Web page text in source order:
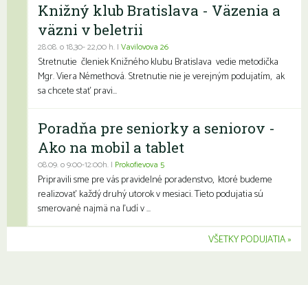
Knižný klub Bratislava - Väzenia a
väzni v beletrii
28.08. o 18,30- 22,00 h. | Vavilovova 26
Stretnutie členiek Knižného klubu Bratislava vedie metodička
Mgr. Viera Némethová. Stretnutie nie je verejným podujatím, ak
sa chcete stať pravi...
Poradňa pre seniorky a seniorov -
Ako na mobil a tablet
08.09. o 9:00-12:00h. | Prokofievova 5
Pripravili sme pre vás pravidelné poradenstvo, ktoré budeme
realizovať každý druhý utorok v mesiaci. Tieto podujatia sú
smerované najmä na ľudí v ...
VŠETKY PODUJATIA